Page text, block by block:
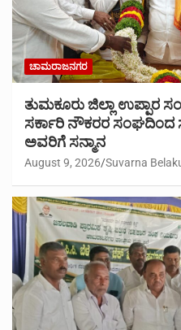
ಚಾಮರಾಜನಗರ
ತುಮಕೂರು ಜಿಲ್ಲಾ ಉಪ್ಪಾರ
ಸರ್ಕಾರಿ ನೌಕರರ ಸಂಘದಿಂದ
ಅವರಿಗೆ ಸನ್ಮಾನ
August 9, 2026 Suvarna